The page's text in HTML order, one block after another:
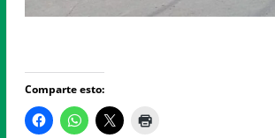
Comparte esto: